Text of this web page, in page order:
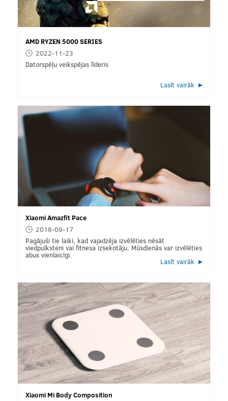
AMD RYZEN 5000 SERIES
2022-11-23
Datorspēļu veikspējas līderis
Lasīt vairāk
Xiaomi Amazfit Pace
2018-09-17
Pagājuši tie laiki, kad vajadzēja izvēlēties nēsāt
viedpulksteni vai fitnesa izsekotāju. Mūsdienās var izvēlēties
abus vienlaicīgi.
Lasīt vairāk
Xiaomi Mi Body Composition